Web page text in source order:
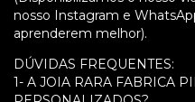
nosso Instagram e
aprenderem melhor).
DÚVIDAS FREQUENTES:
1- A JOIA RARA FABRICA